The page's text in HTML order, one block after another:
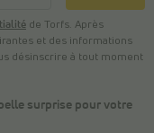
de Torfs. Après
et des informations
désinscrire à tout moment
surprise pour votre